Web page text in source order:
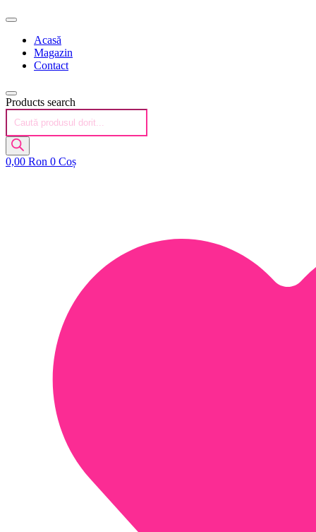
Acasă
Magazin
Contact
Products search
0,00 Ron 0 Coș